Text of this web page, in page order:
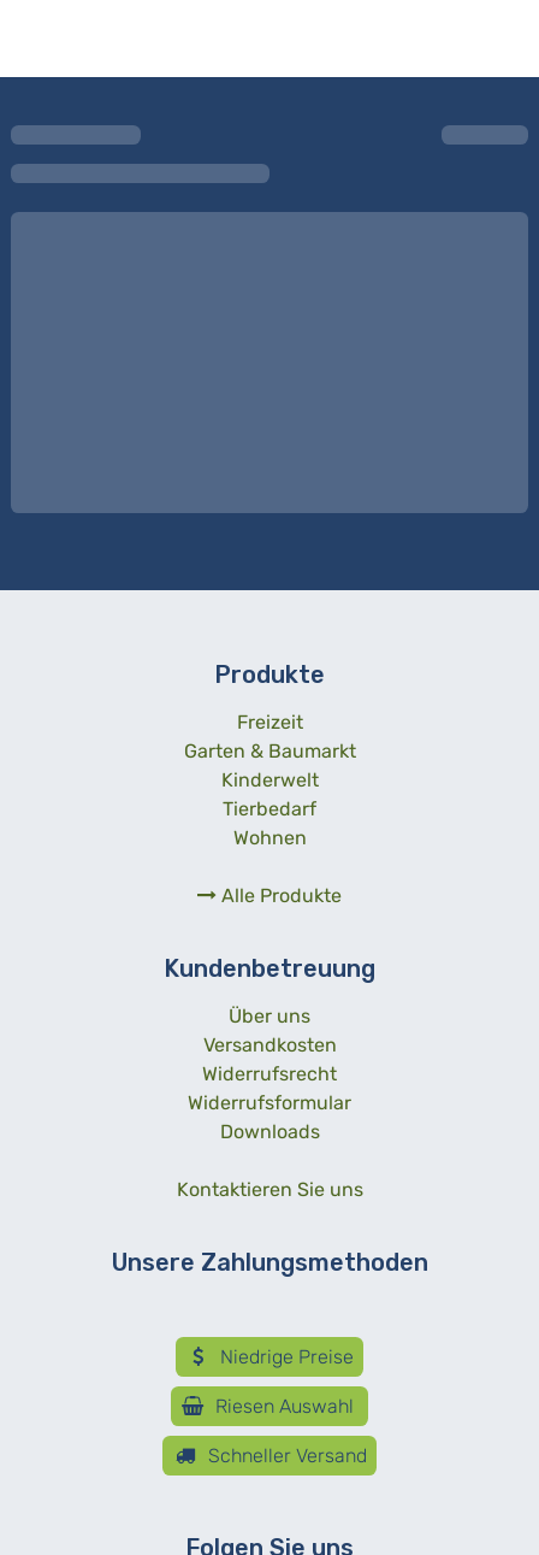
Produkte
Freizeit
Garten & Baumarkt
Kinderwelt
Tierbedarf
Wohnen
Alle Produkte
Kundenbetreuung
Über uns
Versandkosten
Widerrufsrecht
Widerrufsformular
Downloads
Kontaktieren Sie uns
Unsere Zahlungsmethoden
Niedrige Preise
Riesen Auswahl
Schneller Versand
Folgen Sie uns